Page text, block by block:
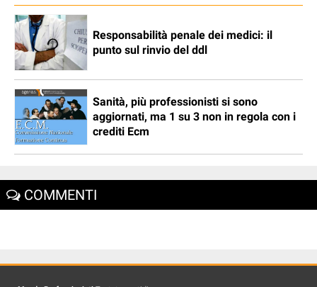
Responsabilità penale dei medici: il
punto sul rinvio del ddl
Sanità, più professionisti si sono
aggiornati, ma 1 su 3 non in regola con i
crediti Ecm
COMMENTI